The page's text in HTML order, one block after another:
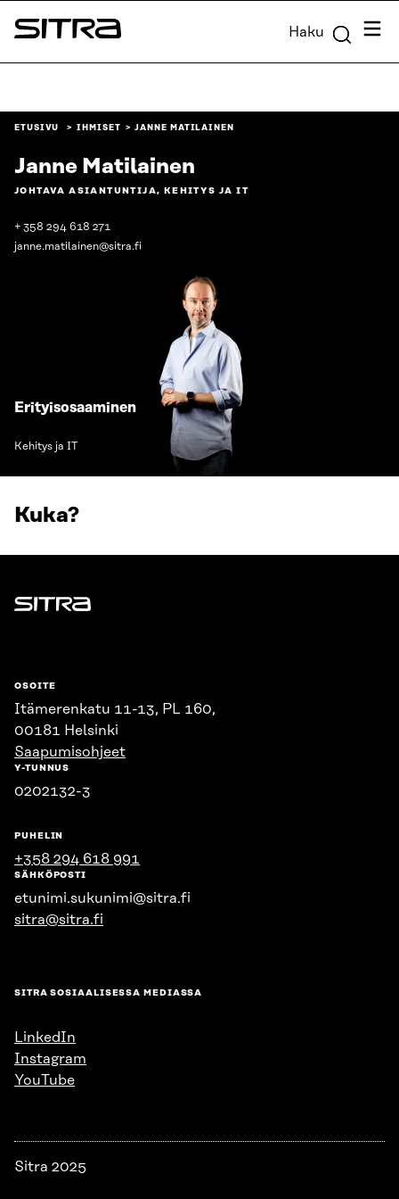
Siirry
suoraan
Sitra Haku
ETUSIVU IHMISET JANNE MATILAINEN
Janne Matilainen
JOHTAVA ASIANTUNTIJA, KEHITYS JA IT
+ 358 294 618 271
janne.matilainen@sitra.fi
Erityisosaaminen
Kehitys ja IT
Kuka?
Sitra
OSOITE
Itämerenkatu 11-13, PL 160,
00181 Helsinki
Saapumisohjeet
Y-TUNNUS
0202132-3
PUHELIN
+358 294 618 991
SÄHKÖPOSTI
etunimi.sukunimi@sitra.fi
sitra@sitra.fi
SITRA SOSIAALISESSA MEDIASSA
LinkedIn
Instagram
YouTube
Sitra 2025